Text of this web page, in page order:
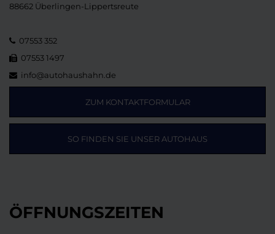
88662 Überlingen-Lippertsreute
07553 352
07553 1497
info@autohaushahn.de
ZUM KONTAKTFORMULAR
SO FINDEN SIE UNSER AUTOHAUS
ÖFFNUNGSZEITEN